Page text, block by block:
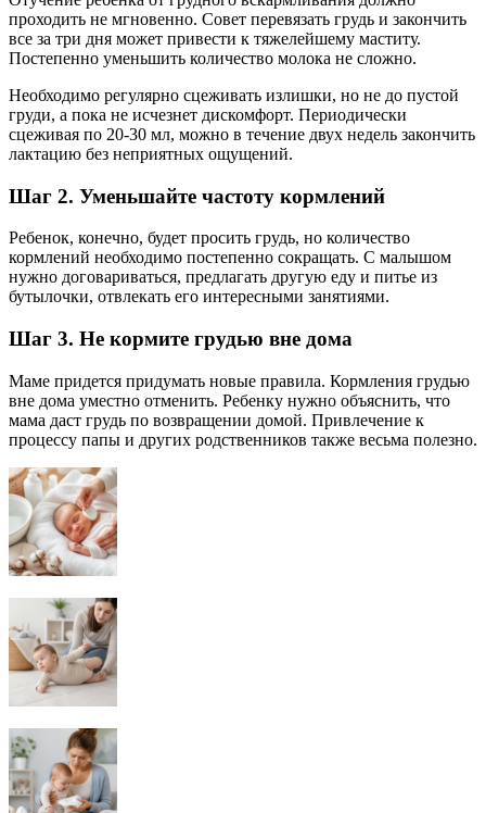
проходить не мгновенно. Совет перевязать грудь и закончить
все за три дня может привести к тяжелейшему маститу.
Постепенно уменьшить количество молока не сложно.
Необходимо регулярно сцеживать излишки, но не до пустой
груди, а пока не исчезнет дискомфорт. Периодически
сцеживая по 20-30 мл, можно в течение двух недель закончить
лактацию без неприятных ощущений.
Шаг 2. Уменьшайте частоту кормлений
Ребенок, конечно, будет просить грудь, но количество
кормлений необходимо постепенно сокращать. С малышом
нужно договариваться, предлагать другую еду и питье из
бутылочки, отвлекать его интересными занятиями.
Шаг 3. Не кормите грудью вне дома
Маме придется придумать новые правила. Кормления грудью
вне дома уместно отменить. Ребенку нужно объяснить, что
мама даст грудь по возвращении домой. Привлечение к
процессу папы и других родственников также весьма полезно.